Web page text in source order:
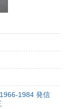
1984 発信